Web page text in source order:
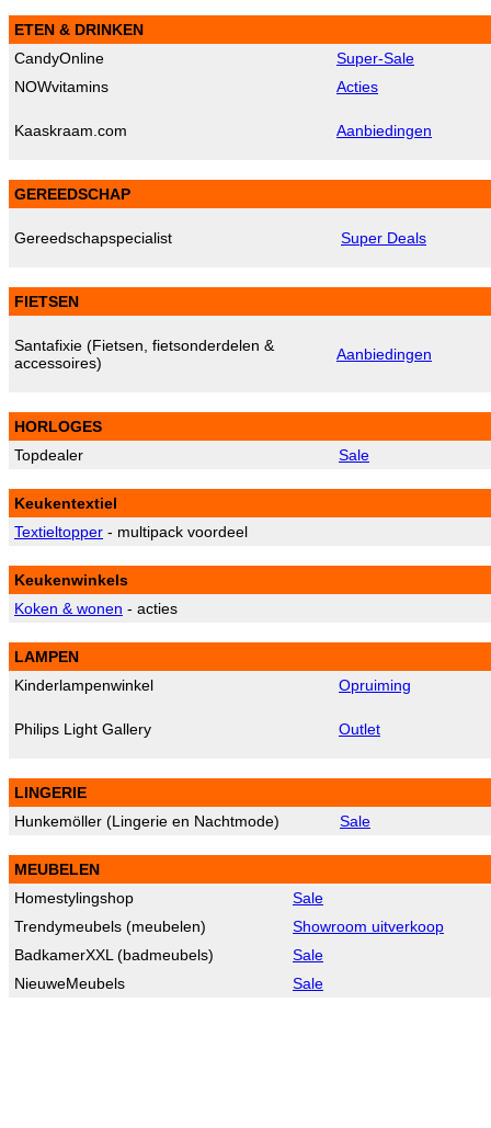
ETEN & DRINKEN
CandyOnline
Super-Sale
NOWvitamins
Acties
Kaaskraam.com Aanbiedingen
GEREEDSCHAP
Gereedschapspecialist Super Deals
FIETSEN
Santafixie (Fietsen, fietsonderdelen &
accessoires)
Aanbiedingen
HORLOGES
Topdealer
Sale
Keukentextiel
Textieltopper - multipack voordeel
Keukenwinkels
Koken & wonen - acties
LAMPEN
Kinderlampenwinkel
Opruiming
Philips Light Gallery Outlet
LINGERIE
Hunkemöller (Lingerie en Nachtmode)
Sale
MEUBELEN
Homestylingshop
Sale
Trendymeubels (meubelen)
Showroom uitverkoop
BadkamerXXL (badmeubels)
Sale
NieuweMeubels
Sale